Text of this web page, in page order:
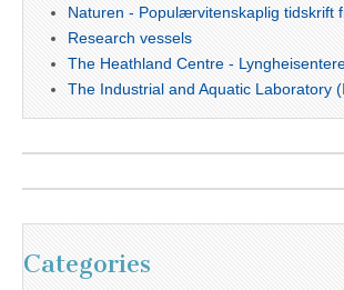
Naturen - Populærvitenskaplig tidskrift
Research vessels
The Heathland Centre -
The Industrial and Aquatic Laboratory
Categories